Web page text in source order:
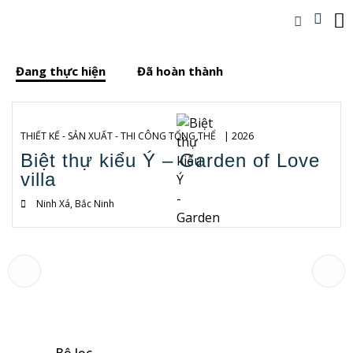
Đang thực hiện Đã hoàn thành
THIẾT KẾ - SẢN XUẤT - THI CÔNG TỔNG THỂ | 2026
Biệt thự kiểu Ý – Garden of Love
villa
Ninh Xá, Bắc Ninh